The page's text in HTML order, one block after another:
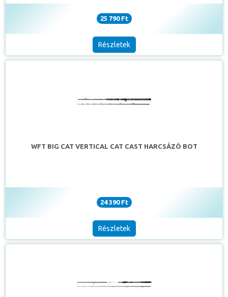
25 790 Ft
Részletek
WFT BIG CAT VERTICAL CAT CAST HARCSÁZÓ BOT
24 390 Ft
Részletek